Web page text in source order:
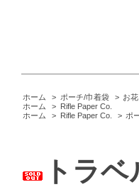
ホーム > ポーチ/巾着袋 > お花
ホーム
> Rifle Paper Co.
ホーム
> Rifle Paper Co. > ポ
トラ